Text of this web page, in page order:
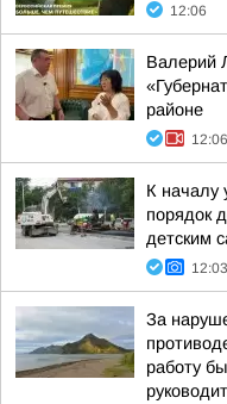
12:06
Валерий
районе
12:06
К началу
порядок
детским
12:03
За
работу